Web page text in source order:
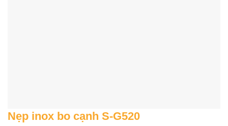
Nẹp inox bo cạnh S-G520